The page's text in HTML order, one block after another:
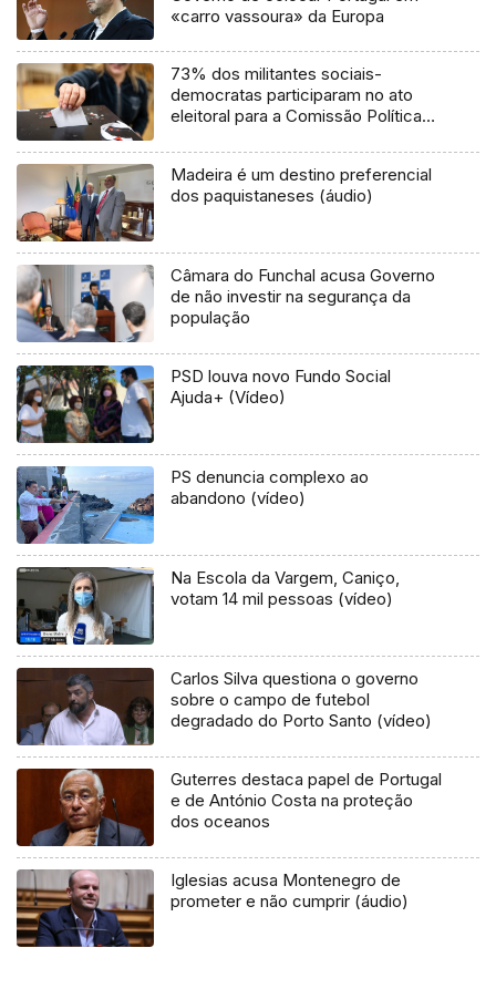
«carro vassoura» da Europa
73% dos militantes sociais-
democratas participaram no ato
eleitoral para a Comissão Política
Madeira é um destino preferencial
dos paquistaneses (áudio)
Câmara do Funchal acusa Governo
de não investir na segurança da
população
PSD louva novo Fundo Social
Ajuda+ (Vídeo)
PS denuncia complexo ao
abandono (vídeo)
Na Escola da Vargem, Caniço,
votam 14 mil pessoas (vídeo)
Carlos Silva questiona o governo
sobre o campo de futebol
degradado do Porto Santo (vídeo)
Guterres destaca papel de Portugal
e de António Costa na proteção
dos oceanos
Iglesias acusa Montenegro de
prometer e não cumprir (áudio)